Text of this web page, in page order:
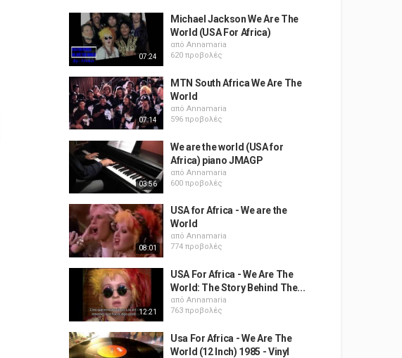
07:24
Michael Jackson We Are The
World (USA For Africa)
από Annamaria
620 προβολές
07:14
MTN South Africa We Are The
World
από Annamaria
596 προβολές
03:56
We are the world (USA for
Africa) piano JMAGP
από Annamaria
600 προβολές
08:01
USA for Africa - We are the
World
από Annamaria
774 προβολές
12:21
USA For Africa - We Are The
World: The Story Behind The...
από Annamaria
763 προβολές
Usa For Africa - We Are The
World (12 Inch) 1985 - Vinyl